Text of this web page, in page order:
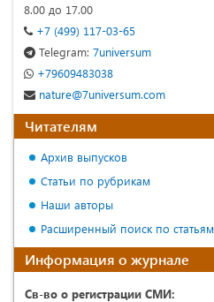
8.00 до 17.00
+7 (499) 117-03-65
Telegram: 7universum
+79609483038
nature@7universum.com
Читателям
Архив выпусков
Статьи по рубрикам
Наши авторы
Расширенный поиск по статьям
Информация о журнале
Св-во о регистрации СМИ: